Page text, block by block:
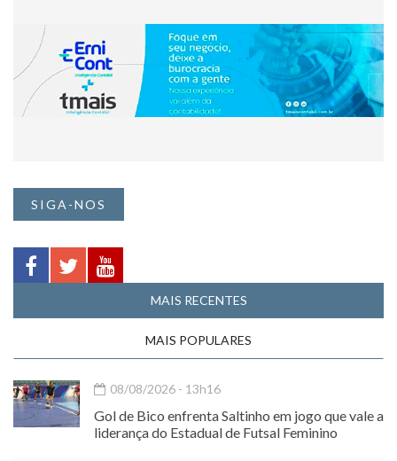
SIGA-NOS
MAIS RECENTES
MAIS POPULARES
08/08/2026 - 13h16
Gol de Bico enfrenta Saltinho em jogo que vale a
liderança do Estadual de Futsal Feminino